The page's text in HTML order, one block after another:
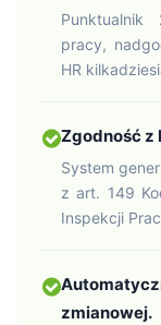
Punktualnik
pracy,
HR
Zgodność z
System
z art. 149
Inspekcji
zmianowej.